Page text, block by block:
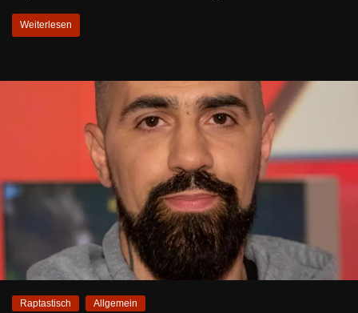
Weiterlesen
Raptastisch Allgemein